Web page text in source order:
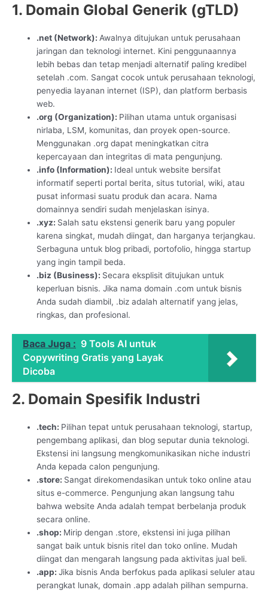
1. Domain Global Generik (gTLD)
.net (Network): Awalnya ditujukan untuk perusahaan
jaringan dan teknologi internet. Kini penggunaannya
lebih bebas dan tetap menjadi alternatif paling kredibel
setelah .com. Sangat cocok untuk perusahaan teknologi,
penyedia layanan internet (ISP), dan platform berbasis
web.
.org (Organization): Pilihan utama untuk organisasi
nirlaba, LSM, komunitas, dan proyek open-source.
Menggunakan .org dapat meningkatkan citra
kepercayaan dan integritas di mata pengunjung.
.info (Information): Ideal untuk website bersifat
informatif seperti portal berita, situs tutorial, wiki, atau
pusat informasi suatu produk dan acara. Nama
domainnya sendiri sudah menjelaskan isinya.
.xyz: Salah satu ekstensi generik baru yang populer
karena singkat, mudah diingat, dan harganya terjangkau.
Serbaguna untuk blog pribadi, portofolio, hingga startup
yang ingin tampil beda.
.biz (Business): Secara eksplisit ditujukan untuk
keperluan bisnis. Jika nama domain .com untuk bisnis
Anda sudah diambil, .biz adalah alternatif yang jelas,
ringkas, dan profesional.
Baca Juga : 9 Tools AI untuk
Copywriting Gratis yang Layak
Dicoba
2. Domain Spesifik Industri
.tech: Pilihan tepat untuk perusahaan teknologi, startup,
pengembang aplikasi, dan blog seputar dunia teknologi.
Ekstensi ini langsung mengkomunikasikan niche industri
Anda kepada calon pengunjung.
.store: Sangat direkomendasikan untuk toko online atau
situs e-commerce. Pengunjung akan langsung tahu
bahwa website Anda adalah tempat berbelanja produk
secara online.
.shop: Mirip dengan .store, ekstensi ini juga pilihan
sangat baik untuk bisnis ritel dan toko online. Mudah
diingat dan mengarah langsung pada aktivitas jual beli.
.app:Jika bisnis Anda berfokus pada aplikasi seluler atau
perangkat lunak, domain .app adalah pilihan sempurna.